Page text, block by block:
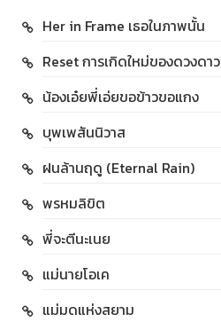
Her in Frame เธอในภาพนั้น
Reset การเกิดใหม่ของดวงดาว
น้องเอ๋ยพี่เอ่ยขอข้าวขอแกง
บุพเพสันนิวาส
ฝนล้านฤดู (Eternal Rain)
พรหมลิขิต
พี่จะตีนะเนย
แม่นายโอเค
แม่มดแห่งสยาม